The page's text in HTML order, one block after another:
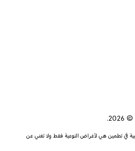
في تطمين هي لأغراض التوعية فقط ولا تغني عن